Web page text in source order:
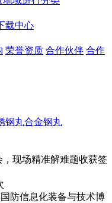
载中心
荣誉资质 合作伙伴 合作
钢丸合金钢丸
现场精准解难题收获签
防信息化装备与技术博